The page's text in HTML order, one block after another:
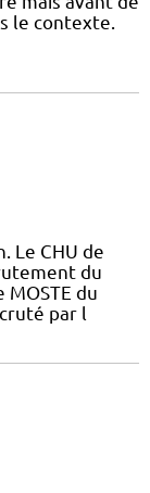
le contexte.
Le CHU de
du
du
par l